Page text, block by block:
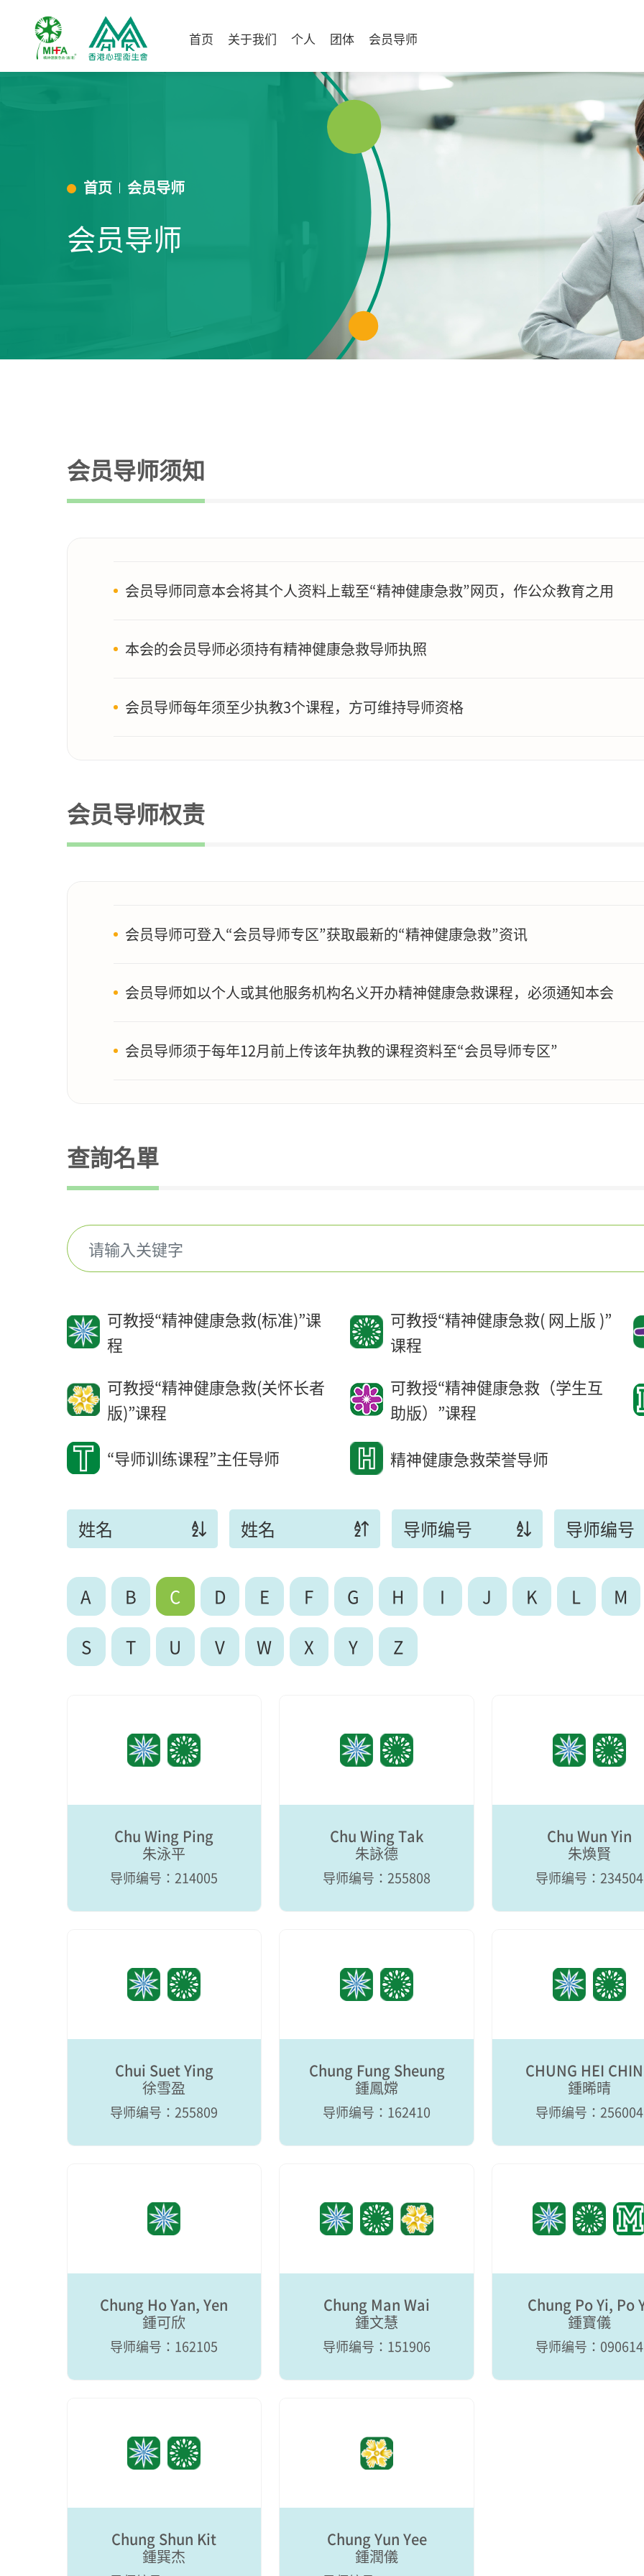
首页 关于我们 个人 团体 会员导师
首页 会员导师
会员导师
会员导师须知
会员导师同意本会将其个人资料上载至“精神健康急救”网页，作公众教育之用
本会的会员导师必须持有精神健康急救导师执照
会员导师每年须至少执教3个课程，方可维持导师资格
会员导师权责
会员导师可登入“会员导师专区”获取最新的“精神健康急救”资讯
会员导师如以个人或其他服务机构名义开办精神健康急救课程，必须通知本会
会员导师须于每年12月前上传该年执教的课程资料至“会员导师专区”
查詢名單
可教授“精神健康急救(标准)”课
程
可教授“精神健康急救( 网上版 )”
课程
可教授“精神健康急救(关怀长者
版)”课程
可教授“精神健康急救（学生互
助版）”课程
“导师训练课程”主任导师
精神健康急救荣誉导师
姓名 姓名 导师编号 导师编号
A B C D E F G H I J K L
M
S
T U V W X Y Z
Chu Wing Ping
朱泳平
导师编号：214005
Chu Wing Tak
朱詠德
导师编号：255808
Chu Wun Yin
朱煥賢
导师编号：234504
Chui Suet Ying
徐雪盈
导师编号：255809
Chung Fung Sheung
鍾鳳嫦
导师编号：162410
CHUNG HEI
鍾晞晴
导师编号：256004
Chung Ho Yan, Yen
鍾可欣
导师编号：162105
Chung Man Wai
鍾文慧
导师编号：151906
Chung Po Yi, Po
鍾寶儀
导师编号：090614
Chung Shun Kit
鍾巽杰
Chung Yun Yee
鍾潤儀